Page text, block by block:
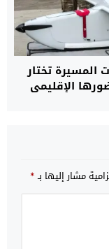
تختار
الإقليمي
مشار إليها بـ*